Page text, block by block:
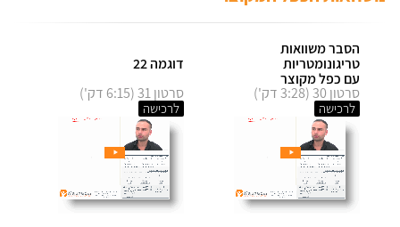
הסבר משוואות
טריגונומטריות
עם כפל מקוצר
סרטון 30 (3:28 דק')
לרכישה
דוגמה 22
סרטון 31 (6:15 דק')
לרכישה